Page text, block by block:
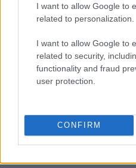
I want to allow Google to
related to personalization.
I want to allow Google to
related to security,
functionality and fraud
user protection.
CONFIRM
Często sprawdzane
czy
Poprawne użycie